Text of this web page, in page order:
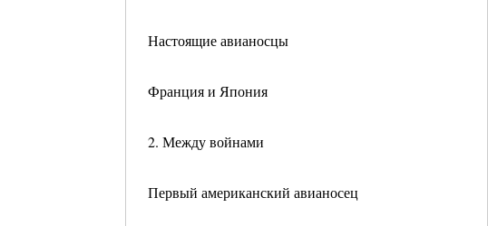
Настоящие авианосцы
Франция и Япония
2. Между войнами
Первый американский авианосец